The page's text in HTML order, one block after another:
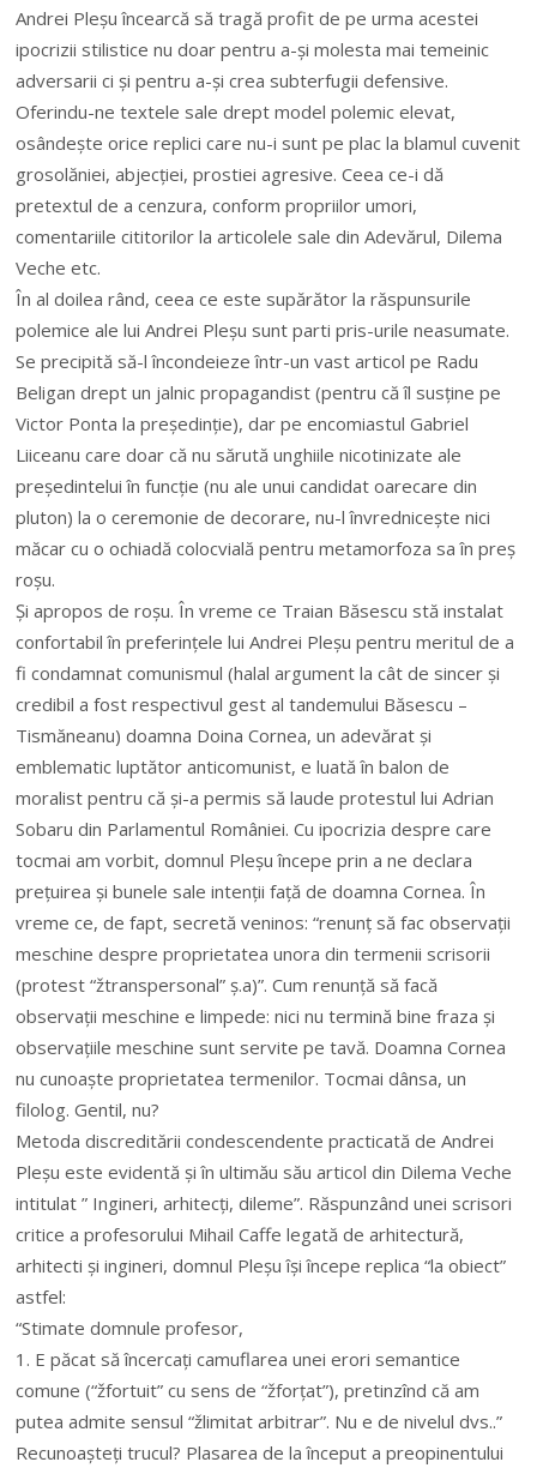
Andrei Pleșu încearcă să tragă profit de pe urma acestei
ipocrizii stilistice nu doar pentru a-și molesta mai temeinic
adversarii ci și pentru a-și crea subterfugii defensive.
Oferindu-ne textele sale drept model polemic elevat,
osândește orice replici care nu-i sunt pe plac la blamul cuvenit
grosolăniei, abjecției, prostiei agresive. Ceea ce-i dă
pretextul de a cenzura, conform propriilor umori,
comentariile cititorilor la articolele sale din Adevărul, Dilema
Veche etc.
În al doilea rând, ceea ce este supărător la răspunsurile
polemice ale lui Andrei Pleșu sunt parti pris-urile neasumate.
Se precipită să-l încondeieze într-un vast articol pe Radu
Beligan drept un jalnic propagandist (pentru că îl susține pe
Victor Ponta la președinție), dar pe encomiastul Gabriel
Liiceanu care doar că nu sărută unghiile nicotinizate ale
președintelui în funcție (nu ale unui candidat oarecare din
pluton) la o ceremonie de decorare, nu-l învrednicește nici
măcar cu o ochiadă colocvială pentru metamorfoza sa în preș
roșu.
Și apropos de roșu. În vreme ce Traian Băsescu stă instalat
confortabil în preferințele lui Andrei Pleșu pentru meritul de a
fi condamnat comunismul (halal argument la cât de sincer și
credibil a fost respectivul gest al tandemului Băsescu –
Tismăneanu) doamna Doina Cornea, un adevărat și
emblematic luptător anticomunist, e luată în balon de
moralist pentru că și-a permis să laude protestul lui Adrian
Sobaru din Parlamentul României. Cu ipocrizia despre care
tocmai am vorbit, domnul Pleșu începe prin a ne declara
prețuirea și bunele sale intenții față de doamna Cornea. În
vreme ce, de fapt, secretă veninos: “renunț să fac observații
meschine despre proprietatea unora din termenii scrisorii
(protest “žtranspersonal” ș.a)”. Cum renunță să facă
observații meschine e limpede: nici nu termină bine fraza și
observațiile meschine sunt servite pe tavă. Doamna Cornea
nu cunoaște proprietatea termenilor. Tocmai dânsa, un
filolog. Gentil, nu?
Metoda discreditării condescendente practicată de Andrei
Pleșu este evidentă și în ultimău său articol din Dilema Veche
intitulat ” Ingineri, arhitecți, dileme”. Răspunzând unei scrisori
critice a profesorului Mihail Caffe legată de arhitectură,
arhitecti și ingineri, domnul Pleșu își începe replica “la obiect”
astfel:
“Stimate domnule profesor,
1. E păcat să încercați camuflarea unei erori semantice
comune (“žfortuit” cu sens de “žforțat”), pretinzînd că am
putea admite sensul “žlimitat arbitrar”. Nu e de nivelul dvs..”
Recunoașteți trucul? Plasarea de la început a preopinentului